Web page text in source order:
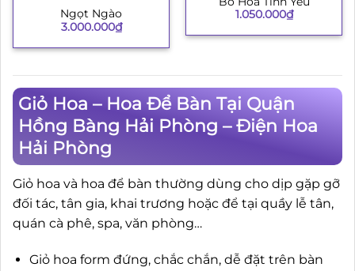
Ngọt Ngào
3.000.000₫
1.050.000₫
Giỏ Hoa – Hoa Để Bàn Tại Quận
Hồng Bàng Hải Phòng – Điện Hoa
Hải Phòng
Giỏ hoa và hoa để bàn thường dùng cho dịp gặp gỡ
đối tác, tân gia, khai trương hoặc để tại quầy lễ tân,
quán cà phê, spa, văn phòng…
Giỏ hoa form đứng, chắc chắn, dễ đặt trên bàn